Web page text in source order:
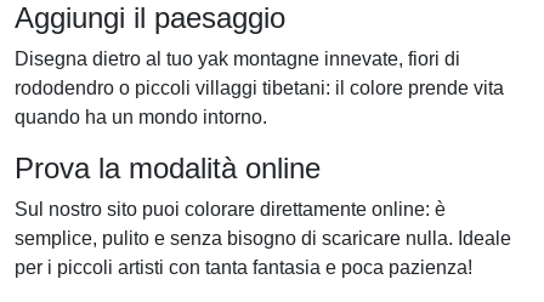
Aggiungi il paesaggio
Disegna dietro al tuo yak montagne innevate, fiori di
rododendro o piccoli villaggi tibetani: il colore prende vita
quando ha un mondo intorno.
Prova la modalità online
Sul nostro sito puoi colorare direttamente online: è
semplice, pulito e senza bisogno di scaricare nulla. Ideale
per i piccoli artisti con tanta fantasia e poca pazienza!